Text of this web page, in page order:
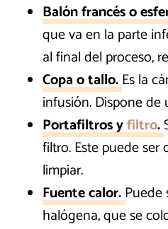
Balón francés o
que va en la parte
al final del proceso,
Copa o tallo.Es la
infusión. Dispone
Portafiltros yfiltro.
filtro. Este puede
limpiar.
Fuente calor.
halógena, que se